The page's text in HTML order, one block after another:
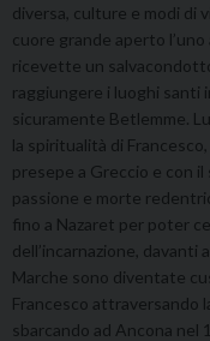
diversa, culture e modi di
cuore grande aperto l’uno
ricevette un
raggiungere i luoghi santi
sicuramente Betlemme.
la spiritualità di
presepe a Greccio e con
passione e morte
fino a Nazaret per poter
dell’incarnazione, davanti
Marche sono diventate
Francesco attraversando
sbarcando ad Ancona nel